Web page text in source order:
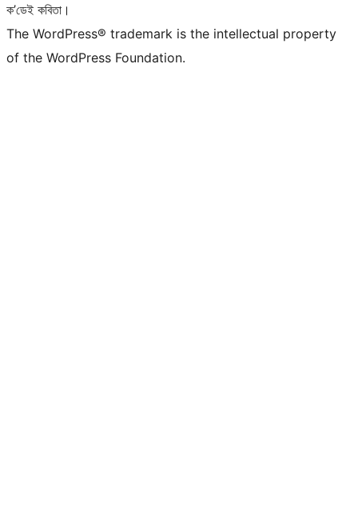
ক’ডেই কবিতা।
The WordPress® trademark is the intellectual property
of the WordPress Foundation.